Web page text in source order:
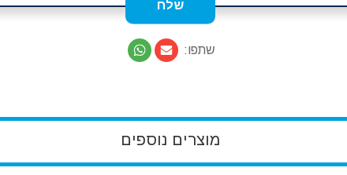
שתפו:
מוצרים נוספים